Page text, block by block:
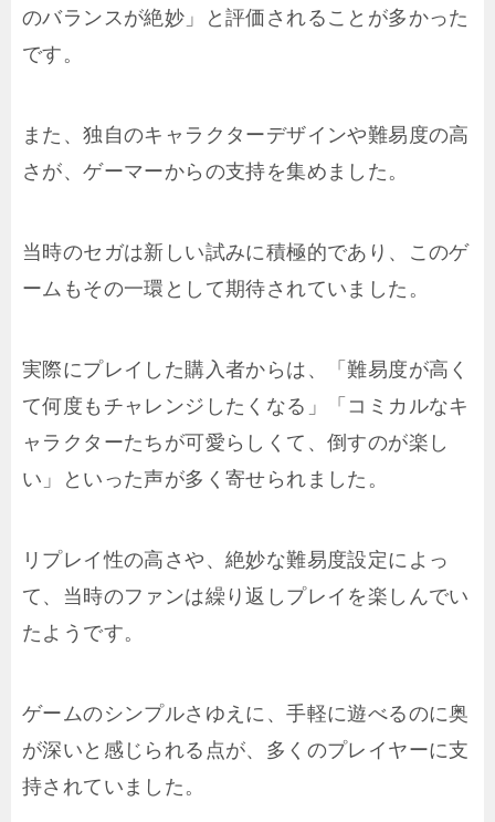
のバランスが絶妙」と評価されることが多かった
です。
また、独自のキャラクターデザインや難易度の高
さが、ゲーマーからの支持を集めました。
当時のセガは新しい試みに積極的であり、このゲ
ームもその一環として期待されていました。
実際にプレイした購入者からは、「難易度が高く
て何度もチャレンジしたくなる」「コミカルなキ
ャラクターたちが可愛らしくて、倒すのが楽し
い」といった声が多く寄せられました。
リプレイ性の高さや、絶妙な難易度設定によっ
て、当時のファンは繰り返しプレイを楽しんでい
たようです。
ゲームのシンプルさゆえに、手軽に遊べるのに奥
が深いと感じられる点が、多くのプレイヤーに支
持されていました。